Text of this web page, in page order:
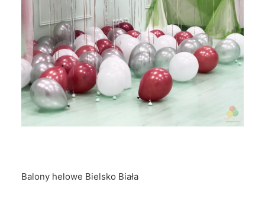
Balony helowe Bielsko Biała